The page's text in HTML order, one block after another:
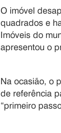
O imóvel
quadrados e
Imóveis do
apresentou o
Na ocasião, o
de referência
“primeiro